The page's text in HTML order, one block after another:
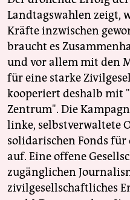
Landtagswahlen zeigt,
Kräfte inzwischen
braucht es
und vor allem mit den
für eine starke
kooperiert deshalb mit
Zentrum". Die
linke, selbstverwaltete
solidarischen Fonds
auf. Eine offene
zugänglichen
zivilgesellschaftliches